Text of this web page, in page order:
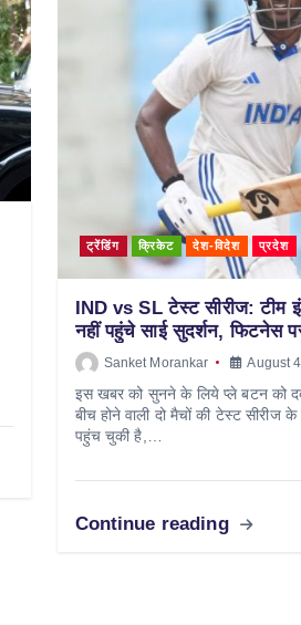
ट्रेंडिंग क्रिकेट देश-विदेश प्रदेश
IND vs SL टेस्ट सीरीज: टीम
नहीं पहुंचे साई सुदर्शन, फिटनेस
Sanket Morankar August
इस खबर को सुनने के लिये प्ले बटन को
बीच होने वाली दो मैचों की टेस्ट सीरीज के
पहुंच चुकी है,…
Continue reading